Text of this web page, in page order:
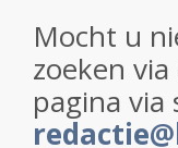
Mocht u
zoeken
pagina